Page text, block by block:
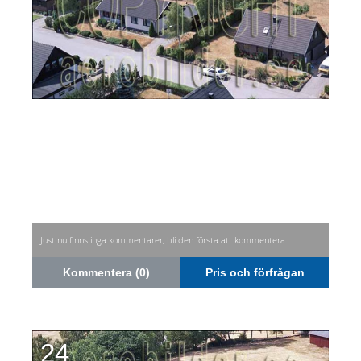
Just nu finns inga kommentarer, bli den första att kommentera.
Kommentera (0) Pris och förfrågan
24